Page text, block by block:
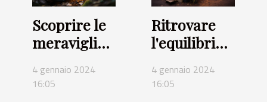
Scoprire le
meraviglie
habitat
4 gennaio 2024
16:05
Ritrovare
l'equilibrio
rifugio off-
4 gennaio 2024
16:05